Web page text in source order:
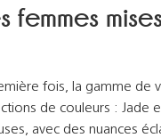
femmes
fois, la gamme de
de couleurs : Jade
avec des nuances